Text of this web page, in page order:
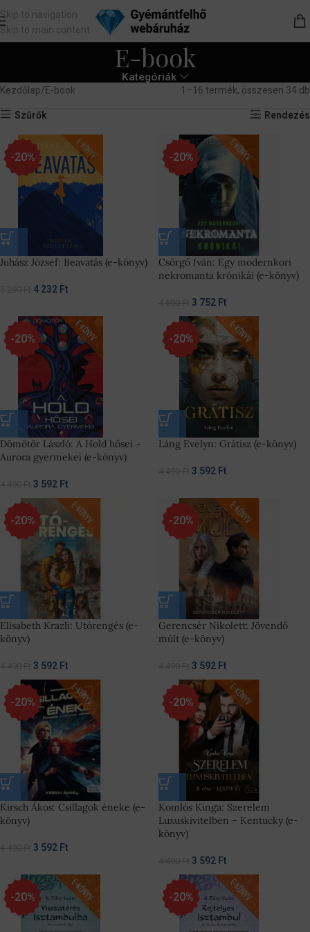
Skip to navigation
Skip to main content
E-book
Kategóriák
Kezdőlap E-book 1–16 termék, összesen 34 db
Szűrők Rendezés
-20%
Juhász József: Beavatás (e-könyv)
4 232 Ft
-20%
Csörgő Iván: Egy modernkori
nekromanta krónikái (e-könyv)
3 752 Ft
-20%
Dömötör László: A Hold hősei –
Aurora gyermekei (e-könyv)
3 592 Ft
-20%
Láng Evelyn: Grátisz (e-könyv)
3 592 Ft
-20%
Elisabeth Krazli: Utórengés (e-
könyv)
3 592 Ft
-20%
Gerencsér Nikolett: Jövendő
múlt (e-könyv)
3 592 Ft
-20%
Kirsch Ákos: Csillagok éneke (e-
könyv)
3 592 Ft
-20%
Komlós Kinga: Szerelem
Luxuskivitelben – Kentucky (e-
könyv)
3 592 Ft
-20% -20%